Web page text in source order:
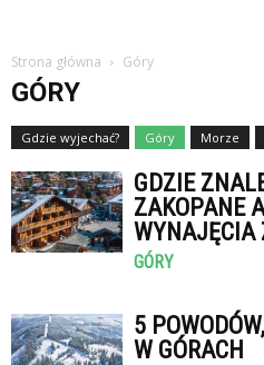
Strona główna Góry
GÓRY
Gdzie wyjechać? Góry Morze
GDZIE
ZAKOPANE
WYNAJĘCIA
GÓRY
5
W GÓRACH